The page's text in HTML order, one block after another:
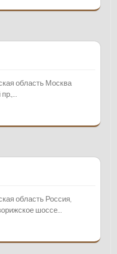
область Москва
область Россия,
шоссе…